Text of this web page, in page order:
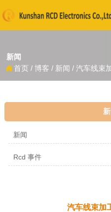
新闻
首页 / 博客 / 新闻 / 汽车线束
新闻
Rcd 事件
汽车线束加